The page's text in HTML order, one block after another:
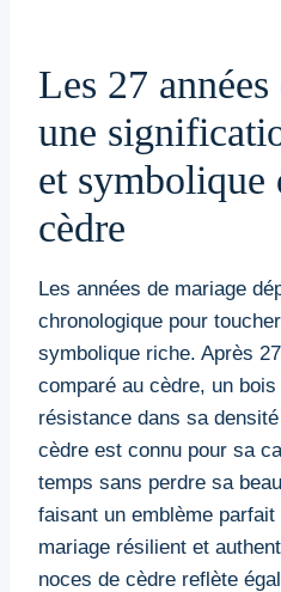
Les 27
une
et symbolique
cèdre
Les années de mariage
chronologique pour
symbolique riche. Après
comparé au cèdre, un
résistance dans sa
cèdre est connu pour sa
temps sans perdre sa
faisant un emblème
mariage résilient et
noces de cèdre reflète